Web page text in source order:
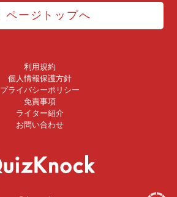
ページトップへ
利用規約
個人情報保護方針
プライバシーポリシー
免責事項
ライター紹介
お問い合わせ